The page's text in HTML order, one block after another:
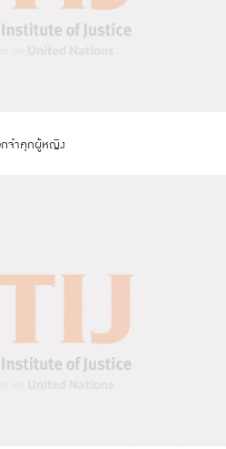
กจำคุกผู้หญิง